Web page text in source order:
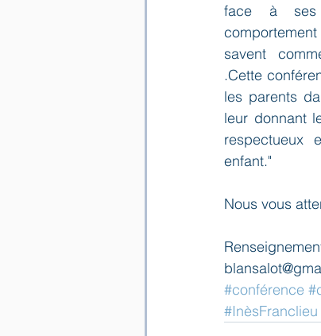
face à ses
savent
.Cette
les parents
leur donnant
respectueux
enfant."
Nous vous
#conférence
#InèsFranclieu